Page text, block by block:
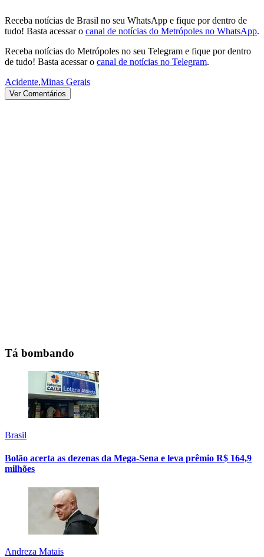
Receba notícias de Brasil no seu WhatsApp e fique por dentro de
tudo! Basta acessar o canal de notícias do Metrópoles no WhatsApp.
Receba notícias do Metrópoles no seu Telegram e fique por dentro
de tudo! Basta acessar o canal de notícias no Telegram.
Acidente,Minas Gerais
Ver Comentários
Tá bombando
Brasil
Bolão acerta as dezenas da Mega-Sena e leva prêmio R$ 164,9
milhões
Andreza Matais